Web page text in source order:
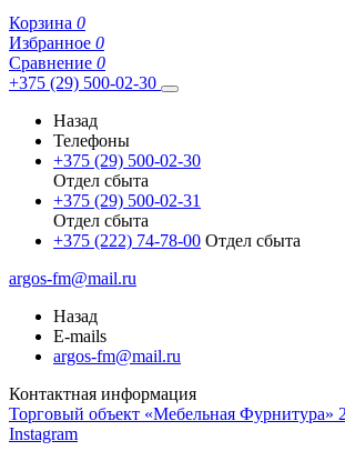
Корзина 0
Избранное 0
Сравнение 0
+375 (29) 500-02-30
Назад
Телефоны
+375 (29) 500-02-30
Отдел сбыта
+375 (29) 500-02-31
Отдел сбыта
+375 (222) 74-78-00 Отдел сбыта
argos-fm@mail.ru
Назад
E-mails
argos-fm@mail.ru
Контактная информация
Торговый объект «Мебельная Фурнитура»
Instagram